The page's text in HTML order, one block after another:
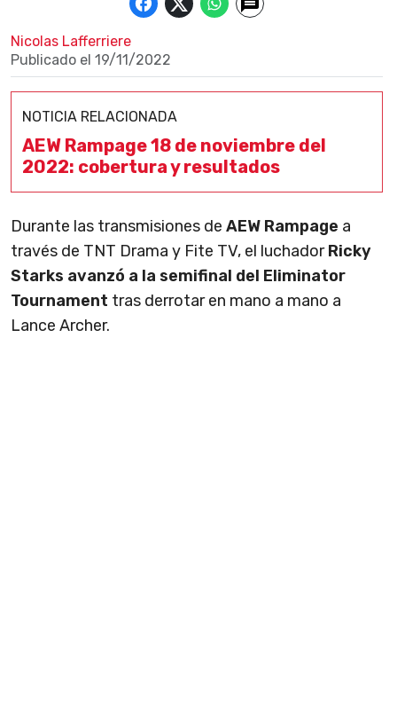
Nicolas Lafferriere
Publicado el 19/11/2022
NOTICIA RELACIONADA
AEW Rampage 18 de noviembre del
2022: cobertura y resultados
Durante las transmisiones de AEW Rampage a
través de TNT Drama y Fite TV, el luchadorRicky
Starks avanzó a la semifinal del Eliminator
Tournament tras derrotar en mano a mano a
Lance Archer.